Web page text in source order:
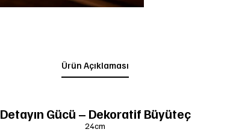
Ürün Açıklaması
Detayın Gücü – Dekoratif Büyüteç
24cm